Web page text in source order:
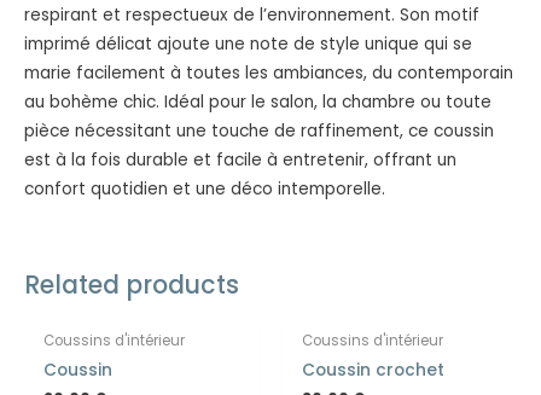
respirant et respectueux de l’environnement. Son motif
imprimé délicat ajoute une note de style unique qui se
marie facilement à toutes les ambiances, du contemporain
au bohème chic. Idéal pour le salon, la chambre ou toute
pièce nécessitant une touche de raffinement, ce coussin
est à la fois durable et facile à entretenir, offrant un
confort quotidien et une déco intemporelle.
Related products
Coussins d'intérieur
Coussin
Coussins d'intérieur
Coussin crochet